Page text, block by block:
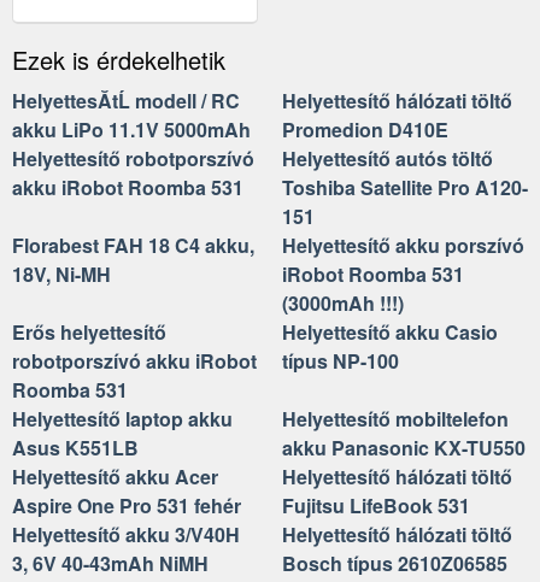
Ezek is érdekelhetik
HelyettesĂ­tĹ modell / RC
akku LiPo 11.1V 5000mAh
Helyettesítő hálózati töltő
Promedion D410E
Helyettesítő robotporszívó
akku iRobot Roomba 531
Helyettesítő autós töltő
Toshiba Satellite Pro A120-
151
Florabest FAH 18 C4 akku,
18V, Ni-MH
Helyettesítő akku porszívó
iRobot Roomba 531
(3000mAh !!!)
Erős helyettesítő
robotporszívó akku iRobot
Roomba 531
Helyettesítő akku Casio
típus NP-100
Helyettesítő laptop akku
Asus K551LB
Helyettesítő mobiltelefon
akku Panasonic KX-TU550
Helyettesítő akku Acer
Aspire One Pro 531 fehér
Helyettesítő hálózati töltő
Fujitsu LifeBook 531
Helyettesítő akku 3/V40H
3, 6V 40-43mAh NiMH
Helyettesítő hálózati töltő
Bosch típus 2610Z06585